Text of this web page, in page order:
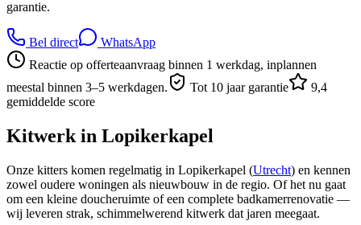
garantie.
Bel direct
WhatsApp
Reactie op offerteaanvraag binnen 1 werkdag, inplannen
meestal binnen 3–5 werkdagen.
Tot 10 jaar garantie
9,4
gemiddelde score
Kitwerk in Lopikerkapel
Onze kitters komen regelmatig in Lopikerkapel (Utrecht) en kennen
zowel oudere woningen als nieuwbouw in de regio. Of het nu gaat
om een kleine doucheruimte of een complete badkamerrenovatie —
wij leveren strak, schimmelwerend kitwerk dat jaren meegaat.